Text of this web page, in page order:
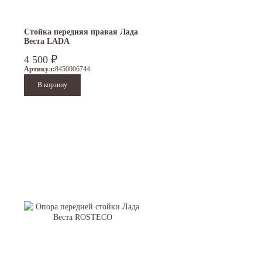
Стойка передняя правая Лада
Веста LADA
4 500 ₽
Артикул:8450006744